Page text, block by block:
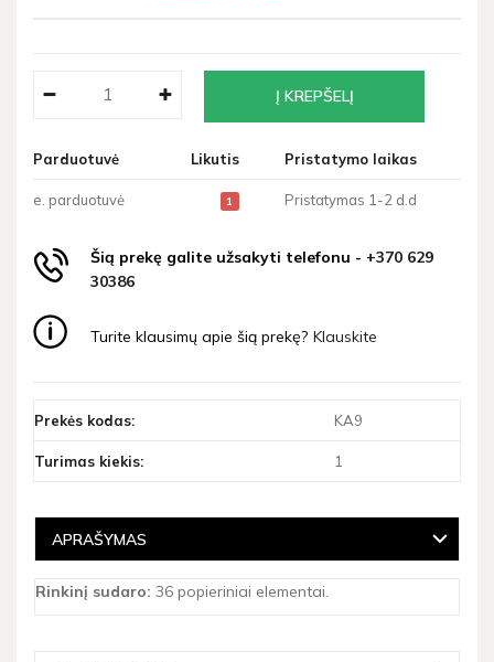
Parduotuvė Likutis Pristatymo laikas
e. parduotuvė 1 Pristatymas 1-2 d.d
Šią prekę galite užsakyti telefonu - +370 629
30386
Turite klausimų apie šią prekę? Klauskite
Prekės kodas: KA9
Turimas kiekis: 1
APRAŠYMAS
Rinkinį sudaro: 36 popieriniai elementai.